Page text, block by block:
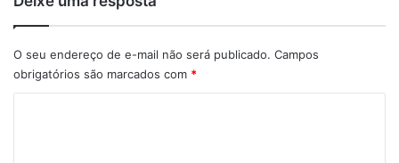
O seu endereço de e-mail não será publicado. Campos
obrigatórios são marcados com *